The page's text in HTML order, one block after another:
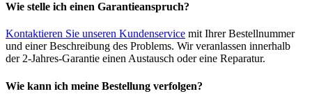
Wie stelle ich einen Garantieanspruch?
Kontaktieren Sie unseren Kundenservice mit Ihrer Bestellnummer
und einer Beschreibung des Problems. Wir veranlassen innerhalb
der 2-Jahres-Garantie einen Austausch oder eine Reparatur.
Wie kann ich meine Bestellung verfolgen?